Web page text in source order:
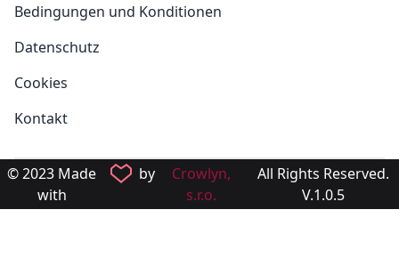
Bedingungen und Konditionen
Datenschutz
Cookies
Kontakt
© 2023 Made
with
by
Crowlyn,
s.r.o.
All Rights Reserved.
V.1.0.5